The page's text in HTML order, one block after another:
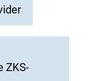
ZKS-